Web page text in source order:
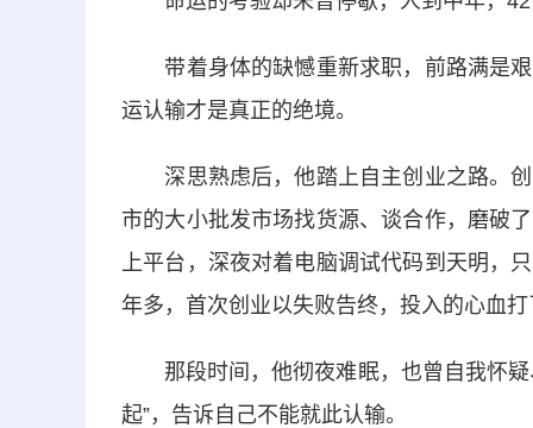
带着身体的缺憾重新求职，前路满是艰
运认输才是真正的绝境。
深思熟虑后，他踏上自主创业之路。创
市的大小批发市场找货源、谈合作，磨破
上平台，深夜对着电脑调试代码到天明，
年多，首次创业以失败告终，投入的心血
那段时间，他彻夜难眠，也曾自我怀疑
起”，告诉自己不能就此认输。